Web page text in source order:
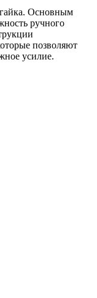
Основным
ручного
позволяют
усилие.